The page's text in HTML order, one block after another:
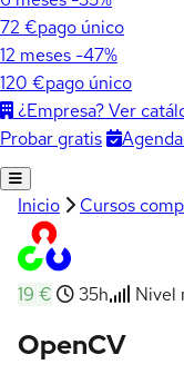
72 €pago único
12 meses -47%
120 €pago único
¿Empresa? Ver
Probar gratis
Inicio Cursos
19 € 35h Nivel
OpenCV